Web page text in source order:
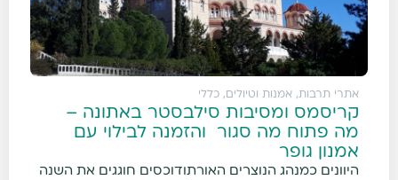
אתרי תרבות, אמנות וטיולים , כללי
קריסמס ומסיבות סילבסטר באתונה –
מה פתוח מה סגור והזמנה לבילוי עם
אמנון גופר
היוונים כמנהג הנוצרים האורתודוכסים חוגגים את השנה